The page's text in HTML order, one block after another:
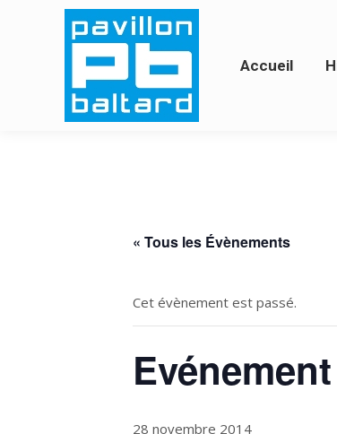
Accueil
« Tous les Évènements
Cet évènement est passé.
28 novembre 2014